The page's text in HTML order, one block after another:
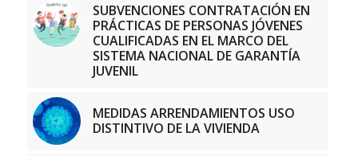
SUBVENCIONES CONTRATACIÓN EN
PRÁCTICAS DE PERSONAS JÓVENES
CUALIFICADAS EN EL MARCO DEL
SISTEMA NACIONAL DE GARANTÍA
JUVENIL
MEDIDAS ARRENDAMIENTOS USO
DISTINTIVO DE LA VIVIENDA